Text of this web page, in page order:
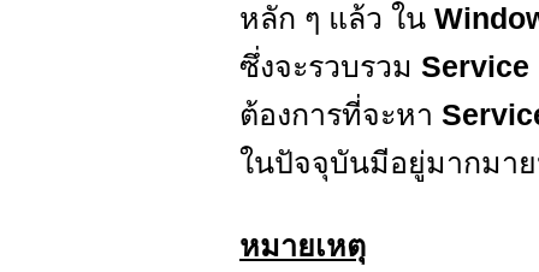
หลัก ๆ แล้ว ใน
ซึ่งจะรวบรวม Service
ต้องการที่จะหา
ในปัจจุบันมีอยู่มากมา
หมายเหตุ